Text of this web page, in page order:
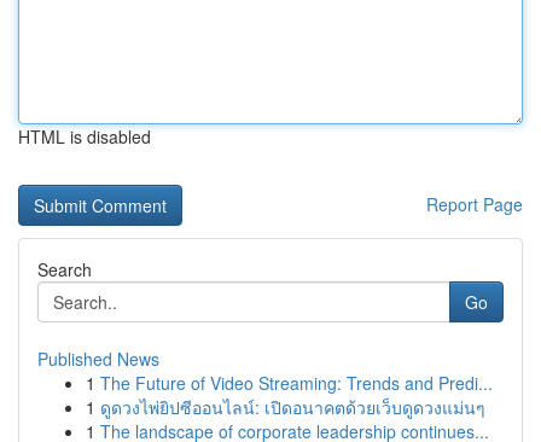
HTML is disabled
Report Page
Search
Go
Published News
1 The Future of Video Streaming: Trends and Predi...
1 ดูดวงไพ่ยิปซีออนไลน์: เปิดอนาคตด้วยเว็บดูดวงแม่นๆ
1 The landscape of corporate leadership continues...